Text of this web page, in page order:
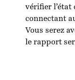
vérifier l’état
connectant
Vous serez
le rapport